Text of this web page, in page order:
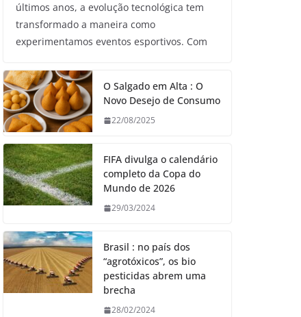
últimos anos, a evolução tecnológica tem
transformado a maneira como
experimentamos eventos esportivos. Com
O Salgado em Alta : O
Novo Desejo de Consumo
22/08/2025
FIFA divulga o calendário
completo da Copa do
Mundo de 2026
29/03/2024
Brasil : no país dos
“agrotóxicos”, os bio
pesticidas abrem uma
brecha
28/02/2024